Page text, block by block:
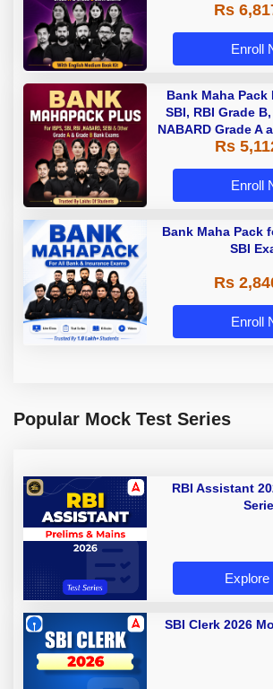
Rs
Enroll
Bank Maha Pack
SBI, RBI Grade
NABARD Grade A
A & Grade B
Rs
Enroll
Bank Maha Pack
SBI
Rs
Enroll
Popular Mock Test Series
RBI Assistant
Explore
SBI Clerk 2026